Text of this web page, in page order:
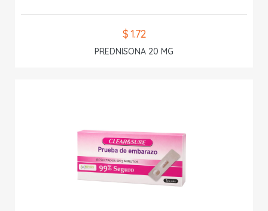
$ 1.72
PREDNISONA 20 MG